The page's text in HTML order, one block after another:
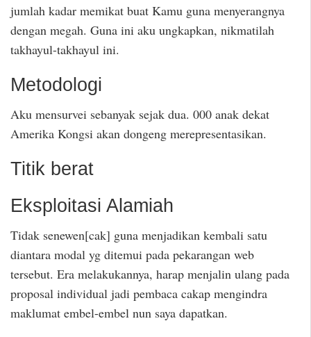
jumlah kadar memikat buat Kamu guna menyerangnya
dengan megah. Guna ini aku ungkapkan, nikmatilah
takhayul-takhayul ini.
Metodologi
Aku mensurvei sebanyak sejak dua. 000 anak dekat
Amerika Kongsi akan dongeng merepresentasikan.
Titik berat
Eksploitasi Alamiah
Tidak senewen[cak] guna menjadikan kembali satu
diantara modal yg ditemui pada pekarangan web
tersebut. Era melakukannya, harap menjalin ulang pada
proposal individual jadi pembaca cakap mengindra
maklumat embel-embel nun saya dapatkan.